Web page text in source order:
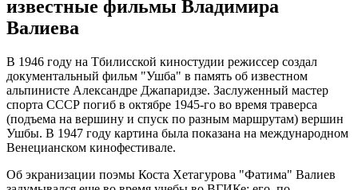
известные фильмы Владимира
Валиева
В 1946 году на Тбилисской киностудии режиссер создал
документальный фильм "Ушба" в память об известном
альпинисте Александре Джапаридзе. Заслуженный мастер
спорта СССР погиб в октябре 1945-го во время траверса
(подъема на вершину и спуск по разным маршрутам) вершин
Ушбы. В 1947 году картина была показана на международном
Венецианском кинофестивале.
Об экранизации поэмы Коста Хетагурова "Фатима" Валиев